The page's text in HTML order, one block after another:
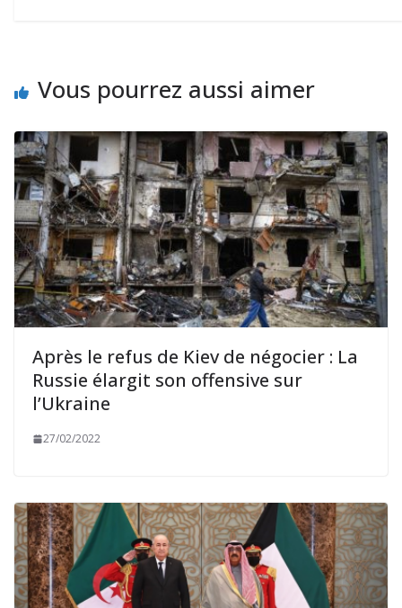
Vous pourrez aussi aimer
Après le refus de Kiev de négocier : La
Russie élargit son offensive sur
l’Ukraine
27/02/2022